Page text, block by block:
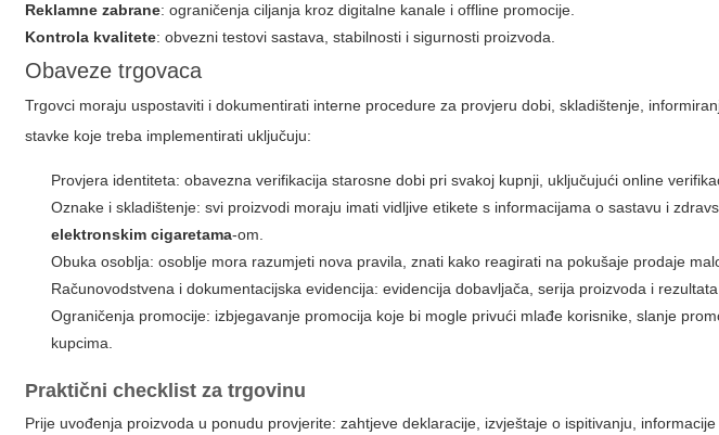
Reklamne zabrane: ograničenja ciljanja kroz digitalne kanale i offline promocije.
Kontrola kvalitete: obvezni testovi sastava, stabilnosti i sigurnosti proizvoda.
Obaveze trgovaca
Trgovci moraju uspostaviti i dokumentirati interne procedure za provjeru dobi, skladištenje,
stavke koje treba implementirati uključuju:
Provjera identiteta: obavezna verifikacija starosne dobi pri svakoj kupnji, uključujući online
Oznake i skladištenje: svi proizvodi moraju imati vidljive etikete s informacijama o sastavu i
elektronskim cigaretama-om.
Obuka osoblja: osoblje mora razumjeti nova pravila, znati kako reagirati na pokušaje prodaje
Računovodstvena i dokumentacijska evidencija: evidencija dobavljača, serija proizvoda i
Ograničenja promocije: izbjegavanje promocija koje bi mogle privući mlađe korisnike, slanje
kupcima.
Praktični checklist za trgovinu
Prije uvođenja proizvoda u ponudu provjerite: zahtjeve deklaracije, izvještaje o ispitivanju,